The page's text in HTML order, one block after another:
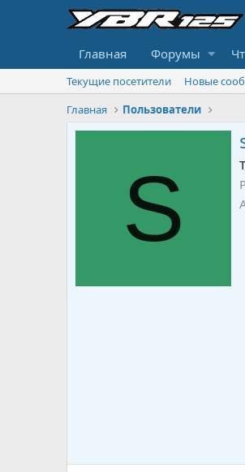
Главная Форумы
Текущие посетители Новые
Главная
Пользователи
S